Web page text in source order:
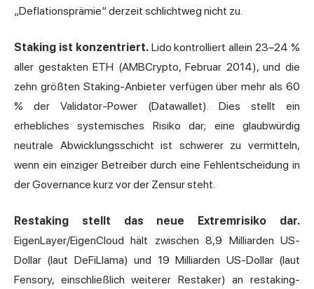
„Deflationsprämie“ derzeit schlichtweg nicht zu.
Staking ist konzentriert.Lido kontrolliert allein 23–24 %
aller gestakten ETH (AMBCrypto, Februar 2014), und die
zehn größten Staking-Anbieter verfügen über mehr als 60
% der Validator-Power (Datawallet). Dies stellt ein
erhebliches systemisches Risiko dar; eine glaubwürdig
neutrale Abwicklungsschicht ist schwerer zu vermitteln,
wenn ein einziger Betreiber durch eine Fehlentscheidung in
der Governance kurz vor der Zensur steht.
Restaking stellt das neue Extremrisiko dar.
EigenLayer/EigenCloud hält zwischen 8,9 Milliarden US-
Dollar (laut DeFiLlama) und 19 Milliarden US-Dollar (laut
Fensory, einschließlich weiterer Restaker) an restaking-